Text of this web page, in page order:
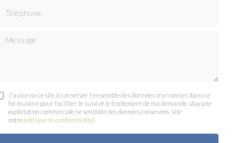
Message
J'autorise ce site à conserver l'ensemble des données transmises dans ce
formulaire pour faciliter le suivi et le traitement de ma demande. (Aucune
exploitation commerciale ne sera faite des données conservées. Voir
notrepolitique de confidentialité)